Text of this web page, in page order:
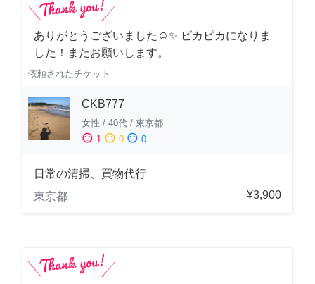
ありがとうございました☺️✨ ピカピカになりま
した！またお願いします。
依頼されたチケット
CKB777
女性 / 40代 / 東京都
sentiment_satisfied 1 sentiment_neutral 0 sentiment_dissatisfied 0
日常の清掃、買物代行
東京都
¥3,900